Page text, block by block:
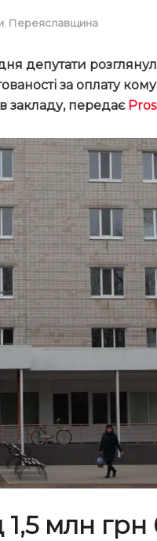
, Переяславщина
депутати
за оплату
закладу, передає
млн грн